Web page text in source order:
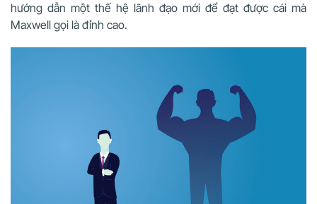
hướng dẫn một thế hệ lãnh đạo mới để đạt được cái mà
Maxwell gọi là đỉnh cao.